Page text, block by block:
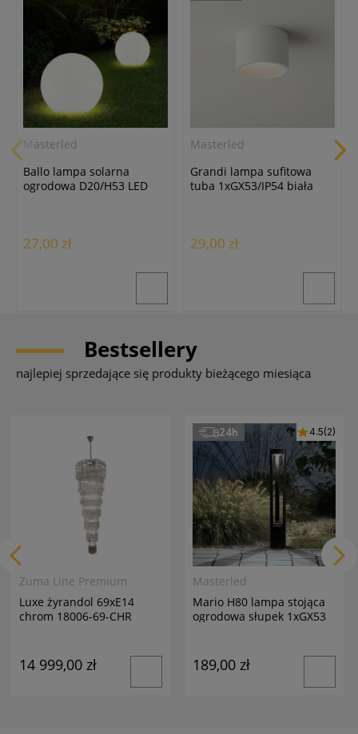
Masterled
Ballo lampa solarna
ogrodowa D20/H53 LED
27,00 zł
Masterled
Grandi lampa sufitowa
tuba 1xGX53/IP54 biała
29,00 zł
Bestsellery
najlepiej sprzedające się produkty bieżącego miesiąca
Zuma Line Premium
Luxe żyrandol 69xE14
chrom 18006-69-CHR
14 999,00 zł
24h
Masterled
Mario H80 lampa stojąca
ogrodowa słupek 1xGX53
4.5(2)
189,00 zł